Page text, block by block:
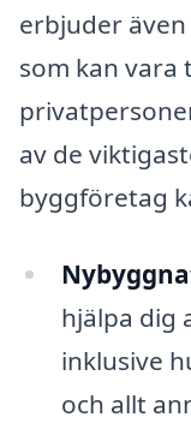
erbjuder
som kan vara
av de
byggföretag
hjälpa dig
inklusive
och allt